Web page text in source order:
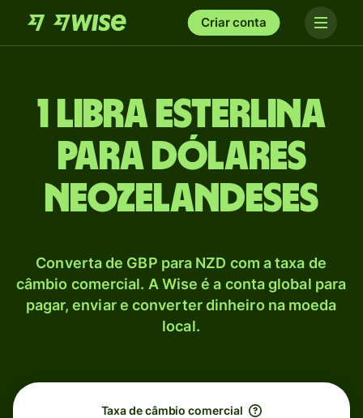
Criar conta
1 Libra esterlina
para Dólares
neozelandeses
Converta de GBP para NZD com a taxa de
câmbio comercial. A Wise é a conta global para
pagar, enviar e converter dinheiro na moeda
local.
Taxa de câmbio comercial